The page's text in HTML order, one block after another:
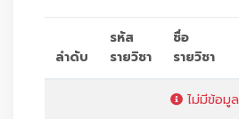
ลำดับ
รหัส
รายวิชา
ชื่อ
รายวิชา
ไม่มีข้อมูล